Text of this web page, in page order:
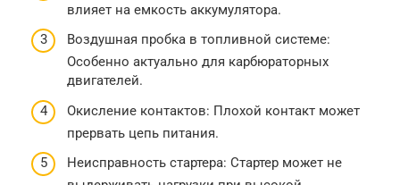
влияет на емкость аккумулятора.
Воздушная пробка в топливной системе:
Особенно актуально для карбюраторных
двигателей.
Окисление контактов: Плохой контакт может
прервать цепь питания.
Неисправность стартера: Стартер может не